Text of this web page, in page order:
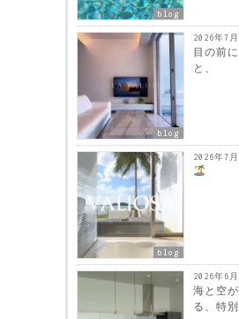
blog
blog
2026年7月
目の前
と、
blog
2026年7月
2026年6月
海と空
る、特